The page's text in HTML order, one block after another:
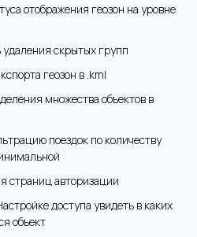
отображения геозон на уровне
удаления скрытых групп
геозон в .kml
множества объектов в
поездок по количеству
страниц авторизации
доступа увидеть в каких
объект